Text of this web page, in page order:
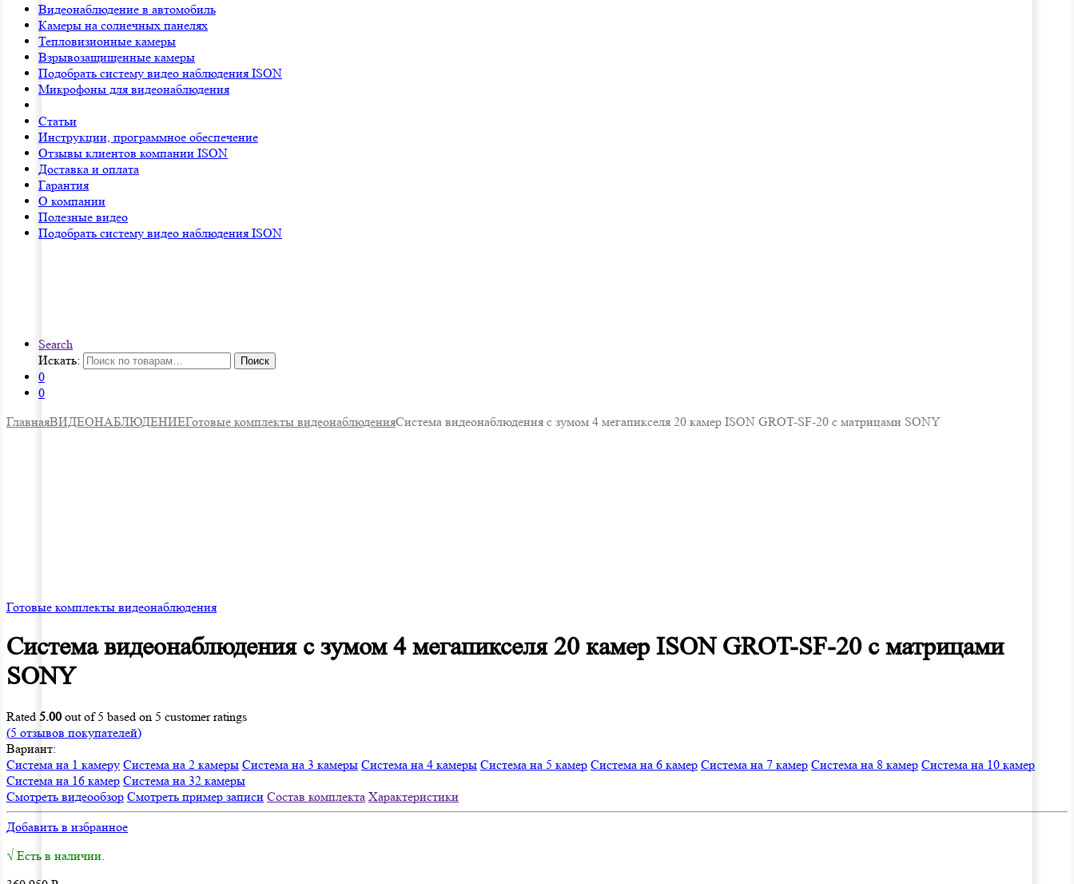
Видеонаблюдение в автомобиль
Камеры на солнечных панелях
Тепловизионные камеры
Взрывозащищенные камеры
Подобрать систему видео наблюдения ISON
Микрофоны для видеонаблюдения
Статьи
Инструкции, программное обеспечение
Отзывы клиентов компании ISON
Доставка и оплата
Гарантия
О компании
Полезные видео
Подобрать систему видео наблюдения ISON
Search
Искать:
Поиск
0
0
ГлавнаяВИДЕОНАБЛЮДЕНИЕГотовые комплекты видеонаблюденияСистема видеонаблюдения с зумом 4 мегапикселя 20 камер ISON GROT-SF-20 с матрицами SONY
Готовые комплекты видеонаблюдения
Система видеонаблюдения с зумом 4 мегапикселя 20 камер ISON GROT-SF-20 с матрицами
SONY
Rated 5.00 out of 5 based on 5 customer ratings
(5 отзывов покупателей)
Вариант:
Система на 1 камеру Система на 2 камеры Система на 3 камеры Система на 4 камеры Система на 5 камер Система на 6 камер Система на 7 камер Система на 8 камер Система на 10 камер
Система на 16 камер Система на 32 камеры
Смотреть видеообзор Смотреть пример записи Состав комплекта Характеристики
Добавить в избранное
√ Есть в наличии.